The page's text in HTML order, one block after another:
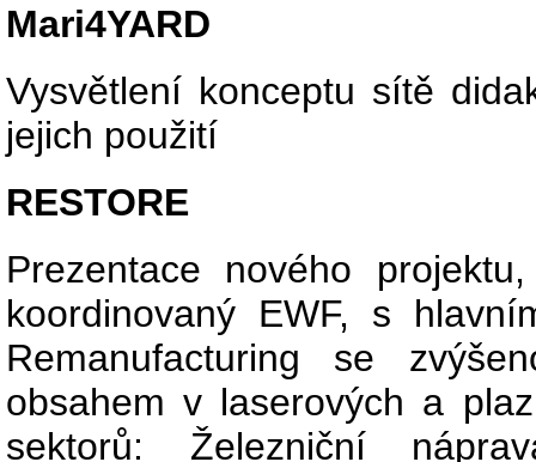
Mari4YARD
Vysvětlení konceptu sítě
jejich použití
RESTORE
Prezentace nového
koordinovaný EWF, s
Remanufacturing se
obsahem v laserových a
sektorů: Železniční